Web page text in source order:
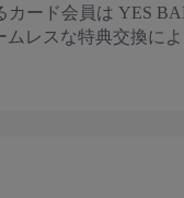
カード会員は YES
ムレスな特典交換に